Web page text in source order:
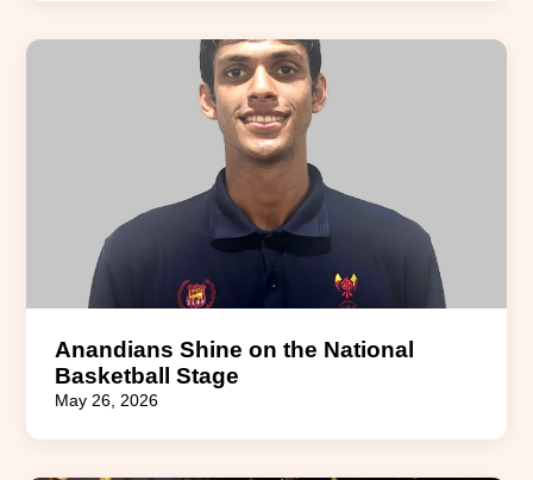
Anandians Shine on the National
Basketball Stage
May 26, 2026